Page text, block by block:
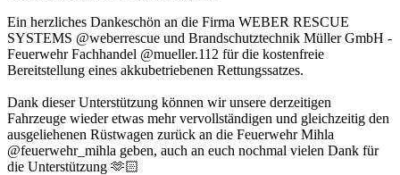
Ein herzliches Dankeschön an die Firma WEBER RESCUE
SYSTEMS @weberrescue und Brandschutztechnik Müller GmbH -
Feuerwehr Fachhandel @mueller.112 für die kostenfreie
Bereitstellung eines akkubetriebenen Rettungssatzes.
Dank dieser Unterstützung können wir unsere derzeitigen
Fahrzeuge wieder etwas mehr vervollständigen und gleichzeitig den
ausgeliehenen Rüstwagen zurück an die Feuerwehr Mihla
@feuerwehr_mihla geben, auch an euch nochmal vielen Dank für
die Unterstützung 🫶🏻